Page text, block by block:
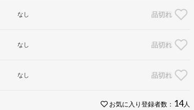
なし 品切れ
なし 品切れ
なし 品切れ
お気に入り登録者数： 14人